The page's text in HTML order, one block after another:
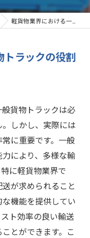
軽貨物業界における一般貨物トラックの役割
ラックの役割
貨物トラックは必
しかし、実際には
に重要です。一般
により、多様な輸
に軽貨物業界で
が求められること
機能を提供してい
ト効率の良い輸送
とができます。こ